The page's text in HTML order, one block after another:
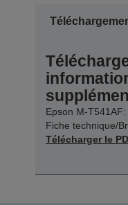
Epson M-
Fiche technique/
Télécharger le